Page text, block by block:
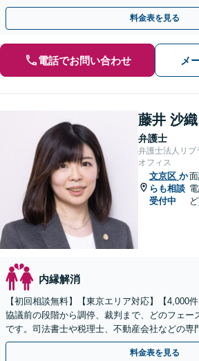
談ください。子の連れ去りや婚姻費用の請求も
料金表を見る
電話でお問い合わせ メ
藤井 沙織
弁護士
弁護士法人リブ
オフィス
文京区 か
らも相談
受付中
内縁解消
【初回相談無料】【東京エリア対応】【4,000
協議前の段階から調停、裁判まで、どのフェー
です。司法書士や税理士、不動産会社などの専
な解決へ導く【WEB面談対応】【休日・夜間相
料金表を見る